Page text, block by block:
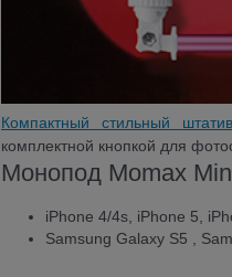
Компактный стильный
комплектной кнопкой для
Монопод Momax
iPhone 4/4s, iPhone 5,
Samsung Galaxy S5 ,